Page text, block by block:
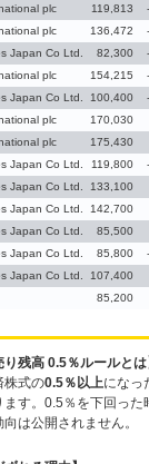
plc 119,813
plc 136,472
Japan Co Ltd. 82,300
plc 154,215
Japan Co Ltd. 100,400
plc 170,030
plc 175,430
Japan Co Ltd. 119,800
Japan Co Ltd. 133,100
Japan Co Ltd. 142,700
Japan Co Ltd. 85,500
Japan Co Ltd. 85,800
Japan Co Ltd. 107,400
85,200
り残高 0.5％ルールとは
株式の0.5％以上になっ
す。0.5％を下回った
は公開されません。